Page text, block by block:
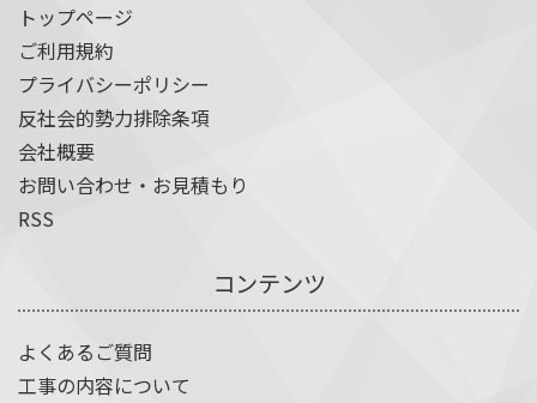
トップページ
ご利用規約
プライバシーポリシー
反社会的勢力排除条項
会社概要
お問い合わせ・お見積もり
RSS
コンテンツ
よくあるご質問
工事の内容について